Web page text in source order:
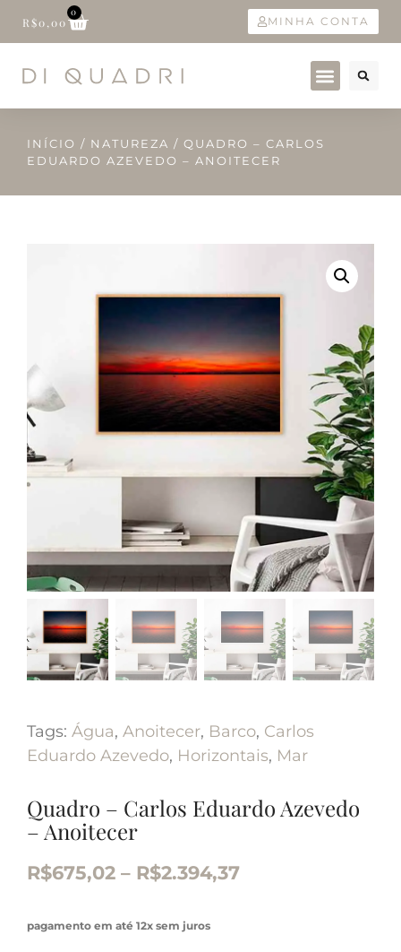
R$0,00
0
MINHA CONTA
INÍCIO / NATUREZA / QUADRO – CARLOS
EDUARDO AZEVEDO – ANOITECER
Tags: Água, Anoitecer, Barco, Carlos
Eduardo Azevedo, Horizontais, Mar
Quadro – Carlos Eduardo Azevedo
– Anoitecer
R$675,02 – R$2.394,37
pagamento em até 12x sem juros